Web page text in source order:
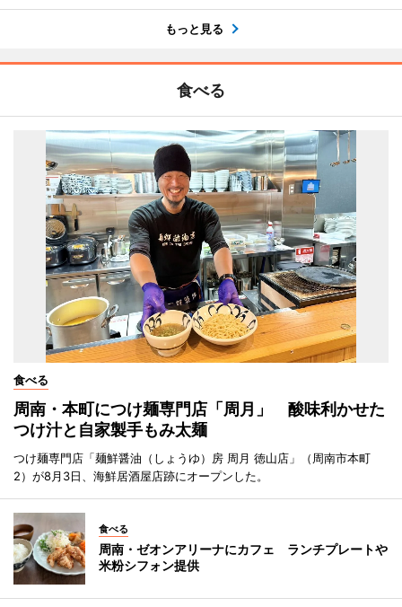
もっと見る
食べる
食べる
周南・本町につけ麺専門店「周月」 酸味利かせた
つけ汁と自家製手もみ太麺
つけ麺専門店「麺鮮醤油（しょうゆ）房 周月 徳山店」（周南市本町
2）が8月3日、海鮮居酒屋店跡にオープンした。
食べる
周南・ゼオンアリーナにカフェ ランチプレートや
米粉シフォン提供